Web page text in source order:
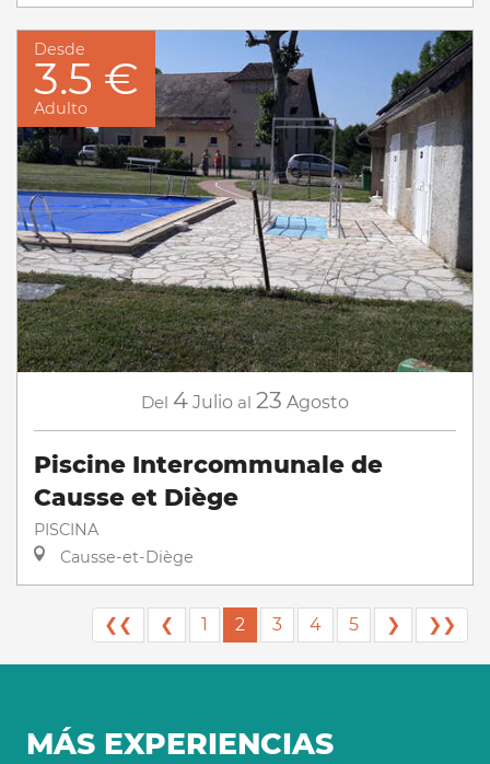
Desde
3.5 €
Adulto
Del 4 Julio al 23 Agosto
Piscine Intercommunale de
Causse et Diège
PISCINA
Causse-et-Diège
❮❮ ❮ 1 2 3 4 5 ❯ ❯❯
MÁS EXPERIENCIAS